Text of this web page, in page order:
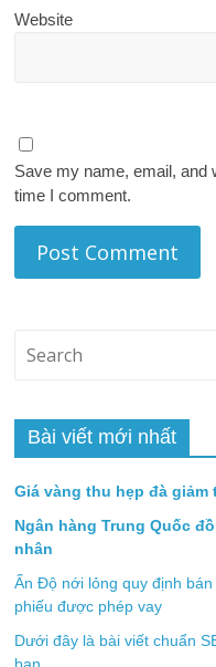
Website
Save my name, email, and
time I comment.
Bài viết mới nhất
Giá vàng thu hẹp đà
Ngân hàng Trung Quốc
nhân
Ấn Độ nới lỏng quy định
phiếu được phép vay
Dưới đây là bài viết chuẩn